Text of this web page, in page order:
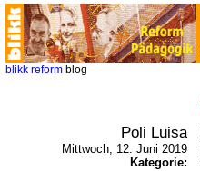
blikk reform blog
Poli Luisa
Mittwoch, 12. Juni 2019
Kategorie: